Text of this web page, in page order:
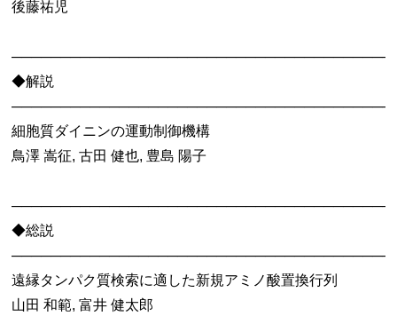
後藤祐児
◆解説
細胞質ダイニンの運動制御機構
鳥澤 嵩征, 古田 健也, 豊島 陽子
◆総説
遠縁タンパク質検索に適した新規アミノ酸置換行列
山田 和範, 富井 健太郎